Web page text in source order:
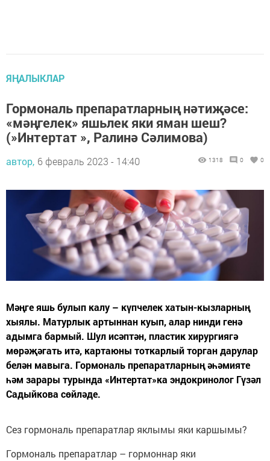
ЯҢАЛЫКЛАР
Гормональ препаратларның нәтиҗәсе:
«мәңгелек» яшьлек яки яман шеш?
(»Интертат », Ралинә Сәлимова)
автор, 6 февраль 2023 - 14:40 1318 0 0
Мәңге яшь булып калу – күпчелек хатын-кызларның
хыялы. Матурлык артыннан куып, алар нинди генә
адымга бармый. Шул исәптән, пластик хирургиягә
мөрәҗәгать итә, картаюны тоткарлый торган дарулар
белән мавыга. Гормональ препаратларның әһәмияте
һәм зарары турында «Интертат»ка эндокринолог Гүзәл
Садыйкова сөйләде.
Сез гормональ препаратлар яклымы яки каршымы?
Гормональ препаратлар – гормоннар яки